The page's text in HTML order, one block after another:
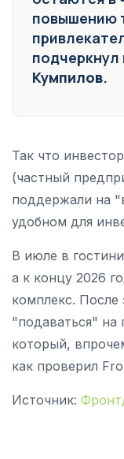
повышению
подчеркнул
Кумпилов.
Так что
(частный
поддержали на
удобном для
В июле в
а к концу 2026
комплекс. После
"подаваться" на
который,
как проверил
Источник: